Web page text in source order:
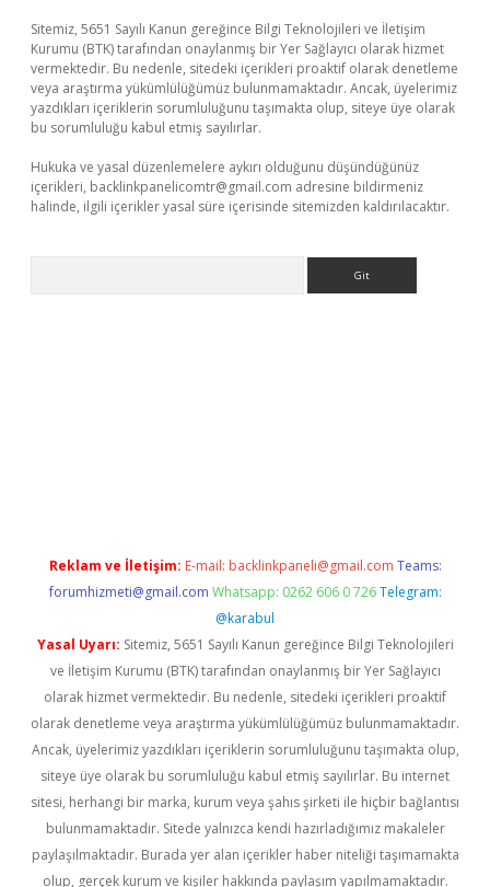
Sitemiz, 5651 Sayılı Kanun gereğince Bilgi Teknolojileri ve İletişim
Kurumu (BTK) tarafından onaylanmış bir Yer Sağlayıcı olarak hizmet
vermektedir. Bu nedenle, sitedeki içerikleri proaktif olarak denetleme
veya araştırma yükümlülüğümüz bulunmamaktadır. Ancak, üyelerimiz
yazdıkları içeriklerin sorumluluğunu taşımakta olup, siteye üye olarak
bu sorumluluğu kabul etmiş sayılırlar.
Hukuka ve yasal düzenlemelere aykırı olduğunu düşündüğünüz
içerikleri, backlinkpanelicomtr@gmail.com adresine bildirmeniz
halinde, ilgili içerikler yasal süre içerisinde sitemizden kaldırılacaktır.
Reklam ve İletişim: E-mail: backlinkpaneli@gmail.com Teams:
forumhizmeti@gmail.com Whatsapp: 0262 606 0 726 Telegram:
@karabul
Yasal Uyarı: Sitemiz, 5651 Sayılı Kanun gereğince Bilgi Teknolojileri
ve İletişim Kurumu (BTK) tarafından onaylanmış bir Yer Sağlayıcı
olarak hizmet vermektedir. Bu nedenle, sitedeki içerikleri proaktif
olarak denetleme veya araştırma yükümlülüğümüz bulunmamaktadır.
Ancak, üyelerimiz yazdıkları içeriklerin sorumluluğunu taşımakta olup,
siteye üye olarak bu sorumluluğu kabul etmiş sayılırlar. Bu internet
sitesi, herhangi bir marka, kurum veya şahıs şirketi ile hiçbir bağlantısı
bulunmamaktadır. Sitede yalnızca kendi hazırladığımız makaleler
paylaşılmaktadır. Burada yer alan içerikler haber niteliği taşımamakta
olup, gerçek kurum ve kişiler hakkında paylaşım yapılmamaktadır.